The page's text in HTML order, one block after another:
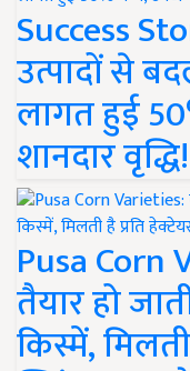
Success
उत्पादों से
लागत हुई
शानदार वृद्धि!
Pusa
तैयार हो
किस्में,